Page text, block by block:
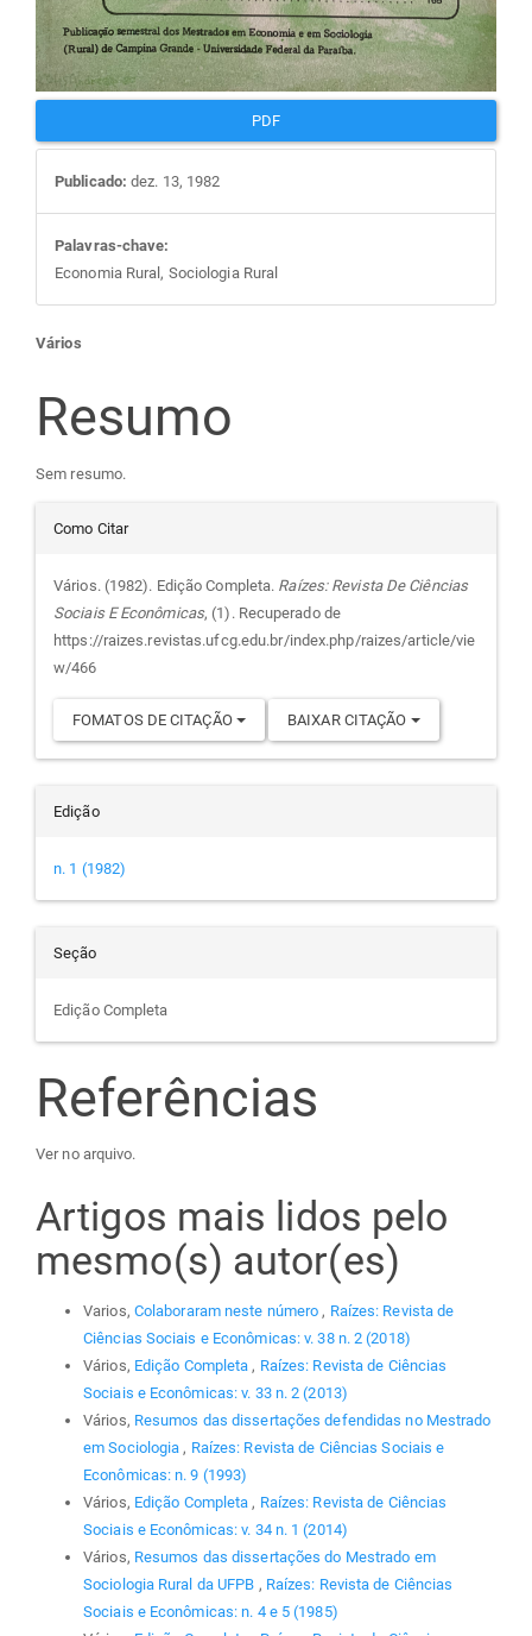
PDF
Publicado: dez. 13, 1982
Palavras-chave:
Economia Rural, Sociologia Rural
Conteúdo
do
artigo
principal
Vários
Resumo
Sem resumo.
Detalhes
do
artigo
Como Citar
Vários. (1982). Edição Completa. Raízes: Revista De Ciências
Sociais E Econômicas, (1). Recuperado de
https://raizes.revistas.ufcg.edu.br/index.php/raizes/article/vie
w/466
FOMATOS DE CITAÇÃO BAIXAR CITAÇÃO
Edição
n. 1 (1982)
Seção
Edição Completa
Referências
Ver no arquivo.
Artigos mais lidos pelo
mesmo(s) autor(es)
Varios, Colaboraram neste número , Raízes: Revista de
Ciências Sociais e Econômicas: v. 38 n. 2 (2018)
Vários, Edição Completa , Raízes: Revista de Ciências
Sociais e Econômicas: v. 33 n. 2 (2013)
Vários, Resumos das dissertações defendidas no Mestrado
em Sociologia , Raízes: Revista de Ciências Sociais e
Econômicas: n. 9 (1993)
Vários, Edição Completa , Raízes: Revista de Ciências
Sociais e Econômicas: v. 34 n. 1 (2014)
Vários, Resumos das dissertações do Mestrado em
Sociologia Rural da UFPB , Raízes: Revista de Ciências
Sociais e Econômicas: n. 4 e 5 (1985)